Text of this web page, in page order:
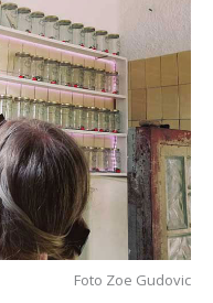
Foto Zoe Gudovic